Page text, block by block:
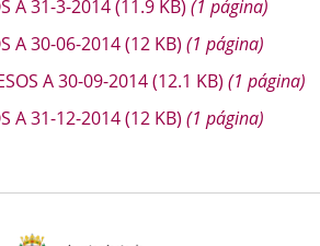
A 31-3-2014(11.9 KB) (1 página)
A 30-06-2014(12 KB) (1 página)
A 30-09-2014(12.1 KB) (1 página)
A 31-12-2014(12 KB) (1 página)